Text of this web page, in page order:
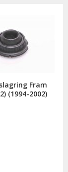
Fram
(1994-2002)